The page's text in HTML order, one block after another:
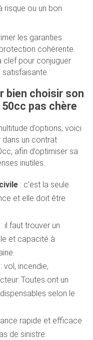
risque ou un bon
les garanties
cohérente.
clef pour conjuguer
bien choisir son
pas chère
d’options, voici
dans un contrat
afin d’optimiser sa
inutiles.
: c’est la seule
et elle doit être
il faut trouver un
et capacité à
vol, incendie,
Toutes ont un
selon le
rapide et efficace
de sinistre.